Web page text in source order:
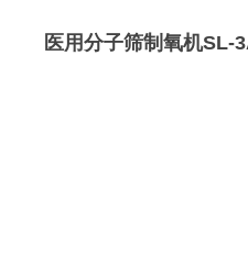
医用分子筛制氧机SL-